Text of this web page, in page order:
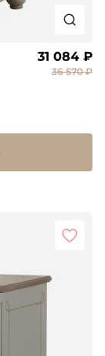
31 084 ₽
36 570 ₽